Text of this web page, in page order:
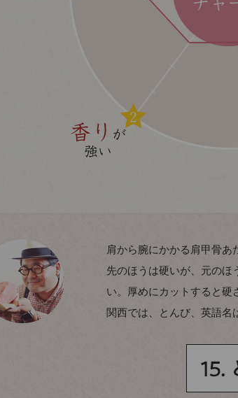
肩から腕にかかる肩甲骨あ
先のほうは硬いが、元のほ
い。厚めにカットすると硬
関西では、とんび、英語名